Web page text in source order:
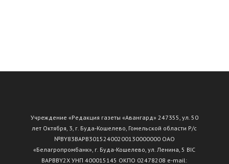
Учреждение «Редакция газеты «Авангард» 247355, ул. 50
лет Октября, 3, г. Буда-Кошелево, Гомельской области Р/с
№ВY83ВАРВ30152400200130000000 ОАО
«Белагропромбанк», г. Буда-Кошелево, ул. Ленина, 5 BIC
BAPBBY2X УНП 400015145 ОКПО 02478208 e-mail: